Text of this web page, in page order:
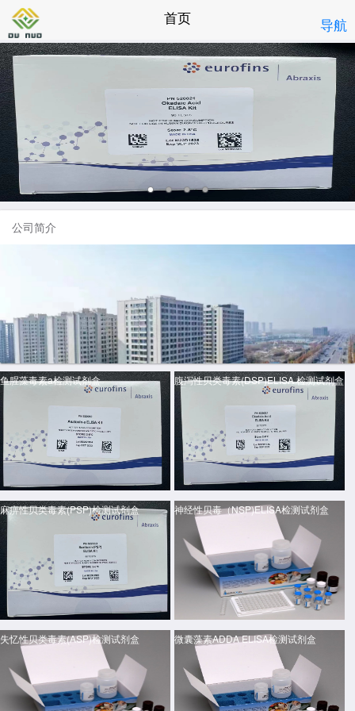
首页 导航
公司简介
鱼腥藻毒素a检测试剂盒 腹泻性贝类毒素(DSP)ELISA 检测试剂盒
麻痹性贝类毒素(PSP)检测试剂盒 神经性贝毒（NSP)ELISA检测试剂盒
失忆性贝类毒素(ASP)检测试剂盒 微囊藻素ADDA ELISA检测试剂盒